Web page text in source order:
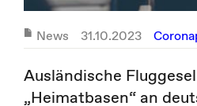
News 31.10.2023
Ausländische
„Heimatbasen“ an